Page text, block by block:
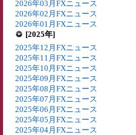
2026年03月FXニュース
2026年02月FXニュース
2026年01月FXニュース
[2025年]
2025年12月FXニュース
2025年11月FXニュース
2025年10月FXニュース
2025年09月FXニュース
2025年08月FXニュース
2025年07月FXニュース
2025年06月FXニュース
2025年05月FXニュース
2025年04月FXニュース